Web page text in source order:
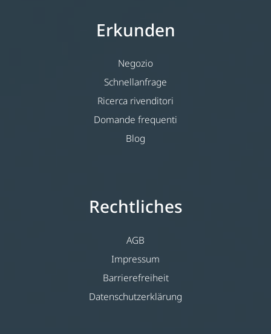
Erkunden
Negozio
Schnellanfrage
Ricerca rivenditori
Domande frequenti
Blog
Rechtliches
AGB
Impressum
Barrierefreiheit
Datenschutzerklärung